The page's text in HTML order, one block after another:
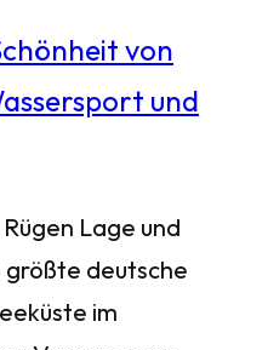
Lage und
größte deutsche
im